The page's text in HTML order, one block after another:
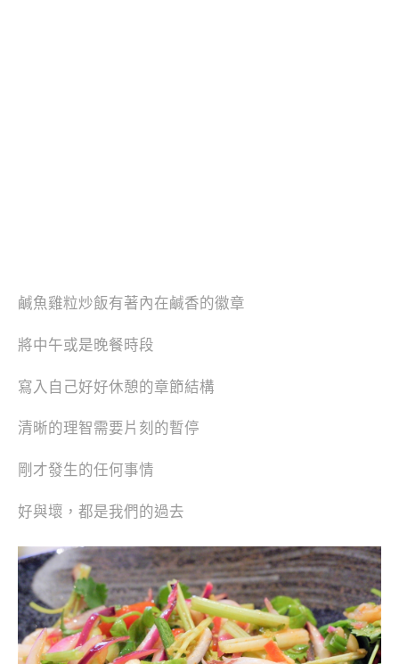
鹹魚雞粒炒飯有著內在鹹香的徽章
將中午或是晚餐時段
寫入自己好好休憩的章節結構
清晰的理智需要片刻的暫停
剛才發生的任何事情
好與壞，都是我們的過去